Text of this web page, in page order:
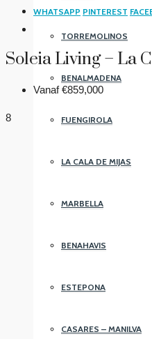
TORREMOLINOS
BENALMADENA
FUENGIROLA
LA CALA DE MIJAS
MARBELLA
BENAHAVIS
ESTEPONA
CASARES – MANILVA
WHATSAPP PINTEREST
Soleia Living – La
Vanaf€859,000
8